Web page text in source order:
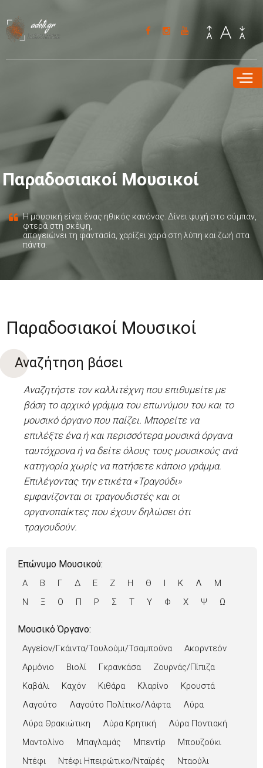
Παραδοσιακοί Μουσικοί
Η μουσική είναι ένας ηθικός κανόνας. Δίνει ψυχή στο σύμπαν,
φτερά στη σκέψη,
απογειώνει τη φαντασία, χαρίζει χαρά στη λύπη και ζωή στα
πάντα.
Παραδοσιακοί Μουσικοί
Αναζήτηση βάσει
Αναζητήστε τον καλλιτέχνη που επιθυμείτε με
βάση το αρχικό γράμμα του επωνύμου του και το
μουσικό όργανο που παίζει. Μπορείτε να
επιλέξτε ένα ή και περισσότερα μουσικά όργανα
ταυτόχρονα ή να δείτε όλους τους μουσικούς ανά
κατηγορία χωρίς να πατήσετε κάποιο γράμμα.
Επιλέγοντας την ετικέτα «Τραγούδι»
εμφανίζονται οι τραγουδιστές και οι
οργανοπαίκτες που έχουν δηλώσει ότι
τραγουδούν.
Επώνυμο Μουσικού:
Α Β Γ Δ Ε Ζ Η Θ Ι Κ Λ
Μ
Ν
Ξ Ο Π Ρ Σ Τ Υ Φ Χ Ψ Ω
Μουσικό Όργανο:
Αγγείον/Γκάιντα/Τουλούμι/Τσαμπούνα
Ακορντεόν
Αρμόνιο
Βιολί Γκρανκάσα
Ζουρνάς/Πίπιζα
Καβάλι
Καχόν Κιθάρα Κλαρίνο
Κρουστά
Λαγούτο
Λαγούτο Πολίτικο/Λάφτα
Λύρα
Λύρα Θρακιώτικη
Λύρα Κρητική
Λύρα Ποντιακή
Μαντολίνο
Μπαγλαμάς Μπεντίρ
Μπουζούκι
Ντέφι
Ντέφι Ηπειρώτικο/Νταϊρές
Νταούλι